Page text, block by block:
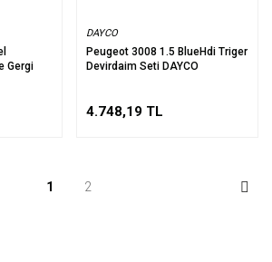
Gergi
DAYCO
Peugeot 3008 1.5 BlueHdi Triger
Devirdaim Seti DAYCO
4.748,19 TL
1 2